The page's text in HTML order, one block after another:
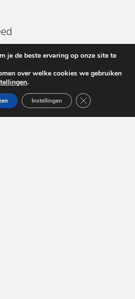
je de beste ervaring op onze site te
over welke cookies we gebruiken
.
Instellingen Sluit AVG/